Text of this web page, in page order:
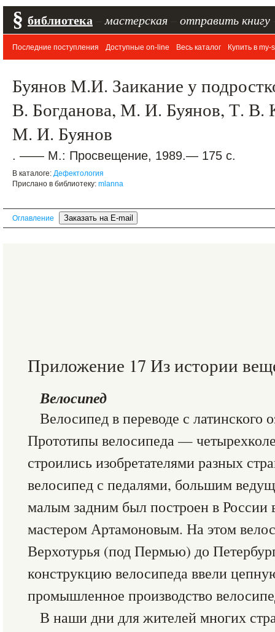
§ библиотека мастерская отправить книгу
Последние поступления Доступные on-line Весь каталог Купить в my-
Буянов М.И. Заикание у
В. Богданова, М. И. Буянов, Т. В.
М. И. Буянов
. —— М.: Просвещение, 1989.— 175 с.
В каталоге: Дефектология
Прислано в библиотеку: mlanna
Оглавление
Приложение 17 Из истории
Велосипед
Велосипед в переводе с латинского
Прототипы велосипеда —
строились изобретателями разных
велосипед с педалями, большим
малым задним был построен в России
мастером Артамоновым. На этом
Верхотурья (под Пермью) до
конструкцию велосипеда ввели
промышленное производство
В наши дни для жителей многих